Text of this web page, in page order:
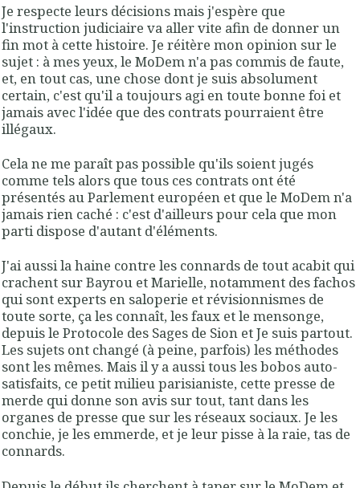
Je respecte leurs décisions mais j'espère que
l'instruction judiciaire va aller vite afin de donner un
fin mot à cette histoire. Je réitère mon opinion sur le
sujet : à mes yeux, le MoDem n'a pas commis de faute,
et, en tout cas, une chose dont je suis absolument
certain, c'est qu'il a toujours agi en toute bonne foi et
jamais avec l'idée que des contrats pourraient être
illégaux.
Cela ne me paraît pas possible qu'ils soient jugés
comme tels alors que tous ces contrats ont été
présentés au Parlement européen et que le MoDem n'a
jamais rien caché : c'est d'ailleurs pour cela que mon
parti dispose d'autant d'éléments.
J'ai aussi la haine contre les connards de tout acabit qui
crachent sur Bayrou et Marielle, notamment des fachos
qui sont experts en saloperie et révisionnismes de
toute sorte, ça les connaît, les faux et le mensonge,
depuis le Protocole des Sages de Sion et Je suis partout.
Les sujets ont changé (à peine, parfois) les méthodes
sont les mêmes. Mais il y a aussi tous les bobos auto-
satisfaits, ce petit milieu parisianiste, cette presse de
merde qui donne son avis sur tout, tant dans les
organes de presse que sur les réseaux sociaux. Je les
conchie, je les emmerde, et je leur pisse à la raie, tas de
connards.